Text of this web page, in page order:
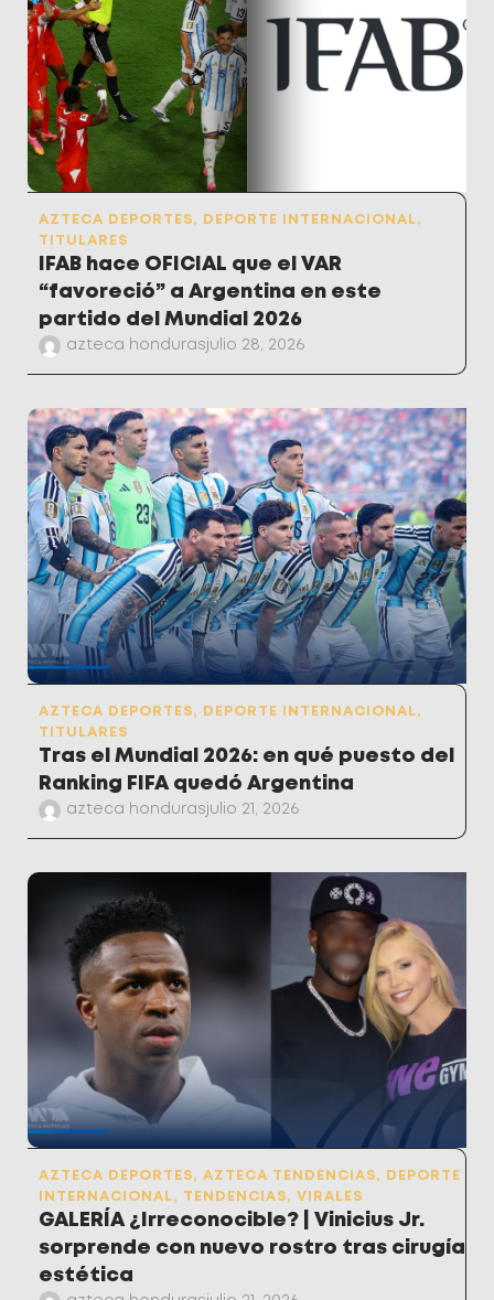
AZTECA DEPORTES, DEPORTE INTERNACIONAL,
TITULARES
IFAB hace OFICIAL que el VAR
“favoreció” a Argentina en este
partido del Mundial 2026
azteca honduras julio 28, 2026
AZTECA DEPORTES, DEPORTE INTERNACIONAL,
TITULARES
Tras el Mundial 2026: en qué puesto del
Ranking FIFA quedó Argentina
azteca honduras julio 21, 2026
AZTECA DEPORTES, AZTECA TENDENCIAS,
DEPORTE
INTERNACIONAL, TENDENCIAS, VIRALES
GALERÍA ¿Irreconocible? | Vinicius Jr.
sorprende con nuevo rostro tras cirugía
estética